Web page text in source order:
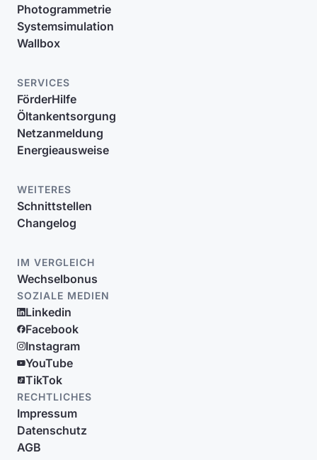
Photogrammetrie
Systemsimulation
Wallbox
SERVICES
FörderHilfe
Öltankentsorgung
Netzanmeldung
Energieausweise
WEITERES
Schnittstellen
Changelog
IM VERGLEICH
Wechselbonus
SOZIALE MEDIEN
Linkedin
Facebook
Instagram
YouTube
TikTok
RECHTLICHES
Impressum
Datenschutz
AGB